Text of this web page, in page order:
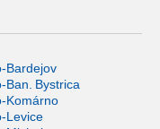
Bardejov
Ban. Bystrica
Komárno
Levice